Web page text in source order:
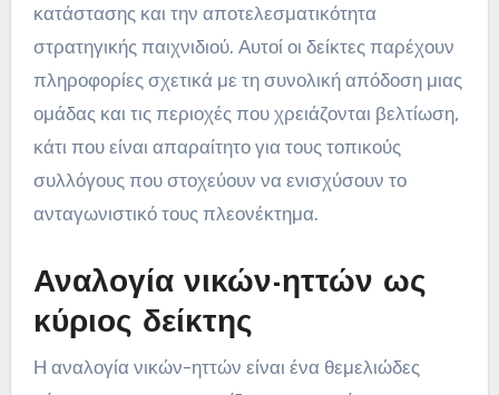
κατάστασης και την αποτελεσματικότητα
στρατηγικής παιχνιδιού. Αυτοί οι δείκτες παρέχουν
πληροφορίες σχετικά με τη συνολική απόδοση μιας
ομάδας και τις περιοχές που χρειάζονται βελτίωση,
κάτι που είναι απαραίτητο για τους τοπικούς
συλλόγους που στοχεύουν να ενισχύσουν το
ανταγωνιστικό τους πλεονέκτημα.
Αναλογία νικών-ηττών ως
κύριος δείκτης
Η αναλογία νικών-ηττών είναι ένα θεμελιώδες